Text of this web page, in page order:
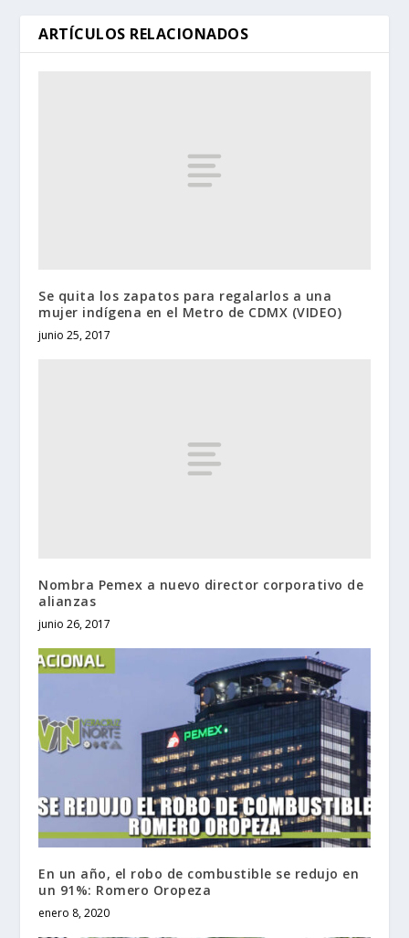
ARTÍCULOS RELACIONADOS
Se quita los zapatos para regalarlos a una
mujer indígena en el Metro de CDMX (VIDEO)
junio 25, 2017
Nombra Pemex a nuevo director corporativo de
alianzas
junio 26, 2017
En un año, el robo de combustible se redujo en
un 91%: Romero Oropeza
enero 8, 2020